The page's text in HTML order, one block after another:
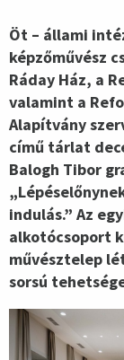
Öt – állami
képzőművész
Ráday Ház, a
valamint a
Alapítvány
című tárlat
Balogh Tibor
indulás.” Az
alkotócsoport
művésztelep
sorsú